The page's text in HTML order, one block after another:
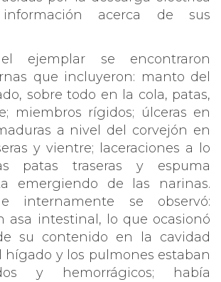
acerca de sus
el ejemplar se encontraron
que incluyeron: manto del
sobre todo en la cola, patas,
miembros rígidos; úlceras en
a nivel del corvejón en
y vientre; laceraciones a lo
patas traseras y espuma
emergiendo de las narinas.
internamente se observó:
asa intestinal, lo que ocasionó
su contenido en la cavidad
hígado y los pulmones estaban
y hemorrágicos; había